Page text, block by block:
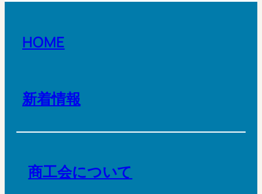
HOME
新着情報
商工会について